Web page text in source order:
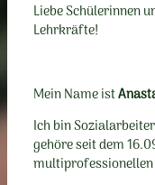
Liebe Schülerinnen
Lehrkräfte!
Mein Name ist
Ich bin
gehöre seit dem
multiprofessionellen